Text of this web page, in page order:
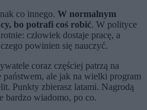
co innego. W normalnym
bo potrafi coś robić. W polityce
człowiek dostaje pracę, a
powinien się nauczyć.
coraz częściej patrzą na
ale jak na wielki program
Punkty zbierasz latami. Nagrodą
bardzo wiadomo, po co.